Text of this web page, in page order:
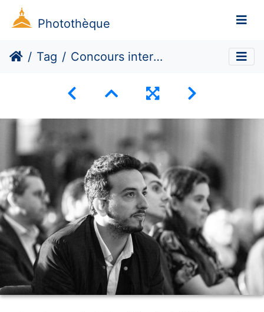
Photothèque
Tag Concours international d’éloquence : finale sous la coupole des grands hommes